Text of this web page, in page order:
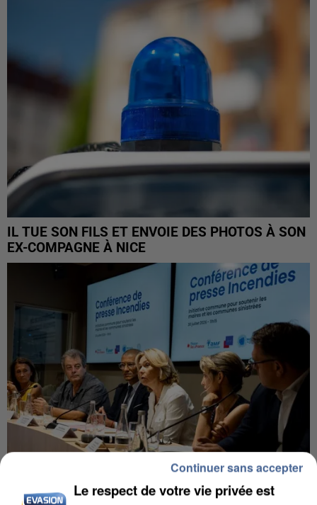
IL TUE SON FILS ET ENVOIE DES PHOTOS À SON
EX-COMPAGNE À NICE
Le respect de votre vie privée est
Continuer sans accepter